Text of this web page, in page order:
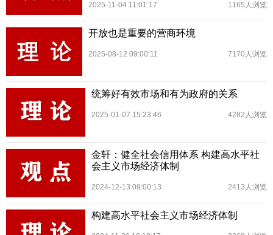
2025-11-04 11:01:17 1165人浏览
开放也是重要的营商环境
2025-08-12 09:00:11 7170人浏览
统筹好有效市场和有为政府的关系
2025-01-07 15:23:46 4282人浏览
金轩：健全社会信用体系 构建高水平社
会主义市场经济体制
2024-12-13 09:00:13 2413人浏览
构建高水平社会主义市场经济体制